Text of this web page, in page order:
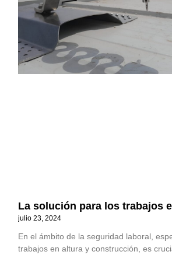
La solución para los trabajos
julio 23, 2024
En el ámbito de la seguridad laboral,
trabajos en altura y construcción, es